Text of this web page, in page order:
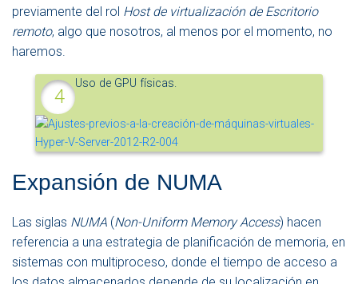
previamente del rol Host de virtualización de Escritorio
remoto, algo que nosotros, al menos por el momento, no
haremos.
Uso de GPU físicas.
Expansión de NUMA
Las siglas NUMA (Non-Uniform Memory Access) hacen
referencia a una estrategia de planificación de memoria, en
sistemas con multiproceso, donde el tiempo de acceso a